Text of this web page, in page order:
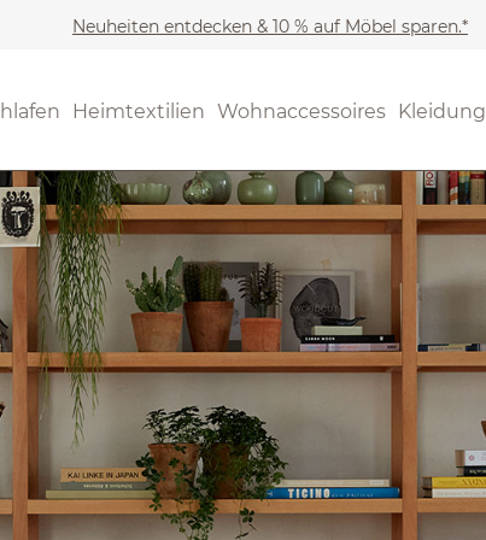
Neuheiten entdecken & 10 % auf Möbel sparen.*
Heimtextilien Wohnaccessoires Kleidung